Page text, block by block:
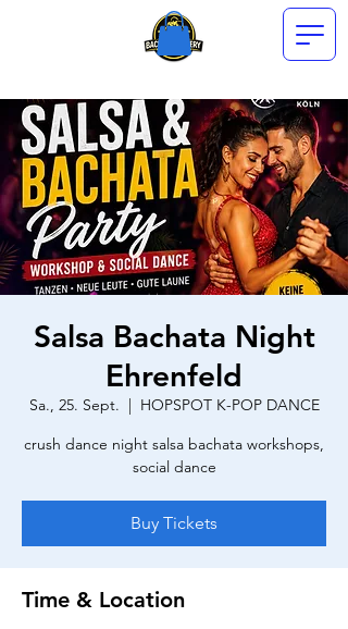
Salsa Bachata Night
Ehrenfeld
Sa., 25. Sept.
  |
HOPSPOT K-POP DANCE
crush dance night salsa bachata workshops,
social dance
Buy Tickets
Time & Location